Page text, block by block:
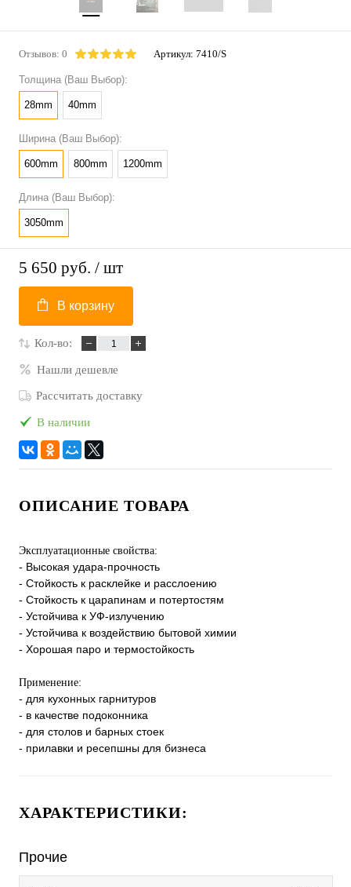
Отзывов: 0 Артикул: 7410/S
Толщина (Ваш Выбор):
28mm 40mm
Ширина (Ваш Выбор):
600mm 800mm 1200mm
Длина (Ваш Выбор):
3050mm
5 650 руб. / шт
В корзину
Кол-во:
Нашли дешевле
Рассчитать доставку
В наличии
ОПИСАНИЕ ТОВАРА
Эксплуатационные свойства:
- Высокая удара-прочность
- Стойкость к расклейке и расслоению
- Стойкость к царапинам и потертостям
- Устойчива к УФ-излучению
- Устойчива к воздействию бытовой химии
- Хорошая паро и термостойкость
Применение:
- для кухонных гарнитуров
- в качестве подоконника
- для столов и барных стоек
- прилавки и ресепшны для бизнеса
ХАРАКТЕРИСТИКИ:
Прочие